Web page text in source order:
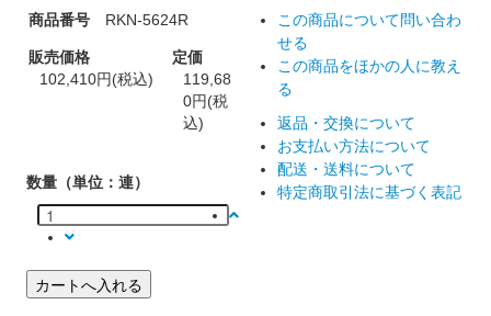
商品番号 RKN-5624R
販売価格
102,410円(税込)
定価
119,68
0円(税
込)
数量（単位：連）
カートへ入れる
この商品について問い合わ
せる
この商品をほかの人に教え
る
返品・交換について
お支払い方法について
配送・送料について
特定商取引法に基づく表記